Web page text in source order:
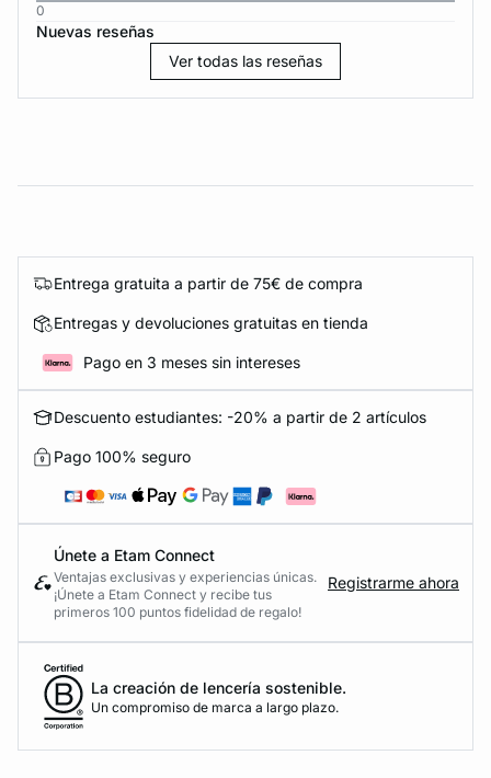
0
Nuevas reseñas
Ver todas las reseñas
Entrega gratuita a partir de 75€ de compra
Entregas y devoluciones gratuitas en tienda
Pago en 3 meses sin intereses
Descuento estudiantes: -20% a partir de 2 artículos
Pago 100% seguro
Únete a Etam Connect
Ventajas exclusivas y experiencias únicas.
¡Únete a Etam Connect y recibe tus
primeros 100 puntos fidelidad de regalo!
Registrarme ahora
La creación de lencería sostenible.
Un compromiso de marca a largo plazo.